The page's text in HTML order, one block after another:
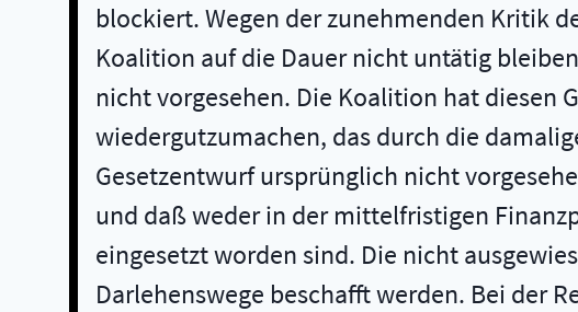
blockiert. Wegen der zunehmenden Kritik
Koalition auf die Dauer nicht untätig
nicht vorgesehen. Die Koalition hat diesen
wiedergutzumachen, das durch die
Gesetzentwurf ursprünglich nicht
und daß weder in der mittelfristigen
eingesetzt worden sind. Die nicht
Darlehenswege beschafft werden. Bei der